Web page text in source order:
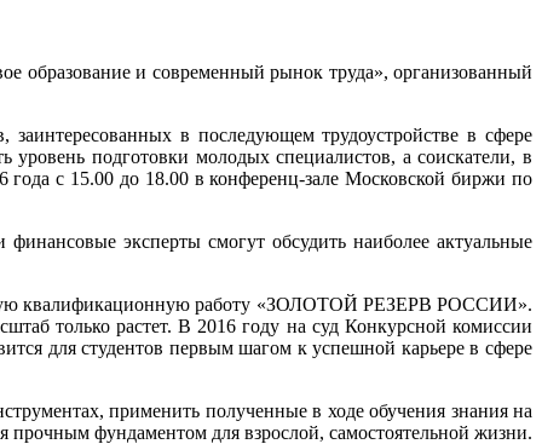
образование и современный рынок труда», организованный
в последующем трудоустройстве в сфере
подготовки молодых специалистов, а соискатели, в
года с 15.00 до 18.00 в конференц-зале Московской биржи по
эксперты смогут обсудить наиболее актуальные
квалификационную работу «ЗОЛОТОЙ РЕЗЕРВ РОССИИ».
только растет. В 2016 году на суд Конкурсной комиссии
для студентов первым шагом к успешной карьере в сфере
применить полученные в ходе обучения знания на
прочным фундаментом для взрослой, самостоятельной жизни.